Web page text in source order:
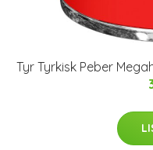
Tyr Tyrkisk Peber